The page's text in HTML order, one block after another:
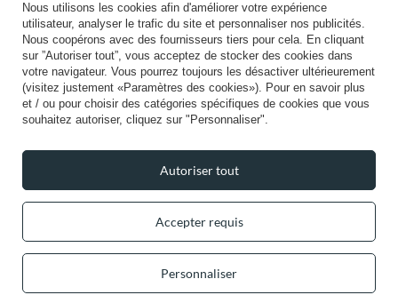
Livraison pratique
Vous pouvez nous faire confiance
Nous utilisons les cookies afin d'améliorer votre expérience
utilisateur, analyser le trafic du site et personnaliser nos publicités.
Nous coopérons avec des fournisseurs tiers pour cela. En cliquant
sur ”Autoriser tout”, vous acceptez de stocker des cookies dans
votre navigateur. Vous pourrez toujours les désactiver ultérieurement
(visitez justement «Paramètres des cookies»). Pour en savoir plus
et / ou pour choisir des catégories spécifiques de cookies que vous
souhaitez autoriser, cliquez sur "Personnaliser".
Accepter requis
Personnaliser
Autoriser tout